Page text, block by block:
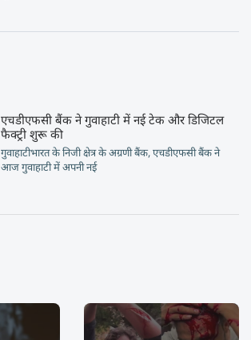
एचडीएफसी बैंक ने गुवाहाटी में नई टेक और डिजिटल
फैक्ट्री शुरू की
गुवाहाटीभारत के निजी क्षेत्र के अग्रणी बैंक, एचडीएफसी बैंक ने
आज गुवाहाटी में अपनी नई